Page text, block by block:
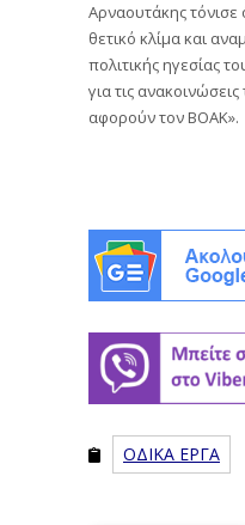
Αρναουτάκης τόνισε
θετικό κλίμα και
πολιτικής ηγεσίας
για τις
αφορούν τον ΒΟΑΚ».
ΟΔΙΚΑ ΕΡΓΑ